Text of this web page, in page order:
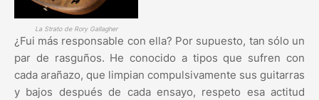
La Strato de Rory Gallagher
¿Fui más responsable con ella? Por supuesto, tan sólo un
par de rasguños. He conocido a tipos que sufren con
cada arañazo, que limpian compulsivamente sus guitarras
y bajos después de cada ensayo, respeto esa actitud